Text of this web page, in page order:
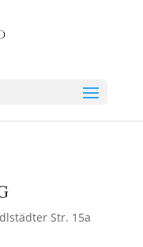
Str. 15a